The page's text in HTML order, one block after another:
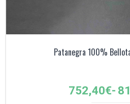
Patanegra 100%
752,40€-